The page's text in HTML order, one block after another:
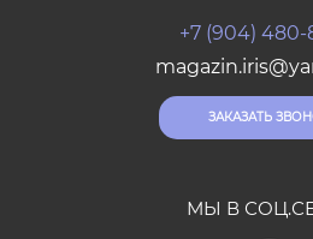
+7 (904) 480-
ЗАКАЗАТЬ
МЫ В